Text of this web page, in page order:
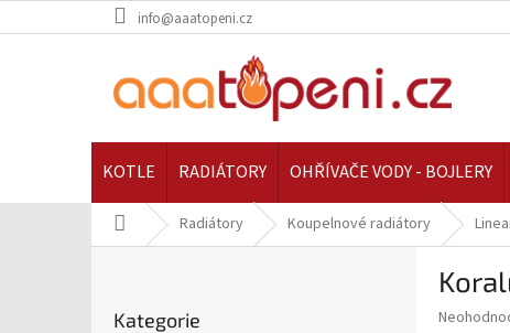
na
info@aaatopeni.cz
KOTLE RADIÁTORY OHŘÍVAČE VODY - BOJLERY
Domů Radiátory Koupelnové radiátory
kategorie
Kategorie
Průměrné